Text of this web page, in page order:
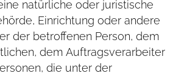
natürliche oder juristische
Einrichtung oder andere
der betroffenen Person, dem
dem Auftragsverarbeiter
die unter der